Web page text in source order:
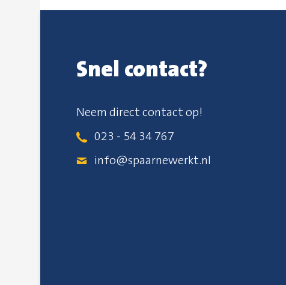
Snel contact?
Neem direct contact op!
023 - 54 34 767
info@spaarnewerkt.nl